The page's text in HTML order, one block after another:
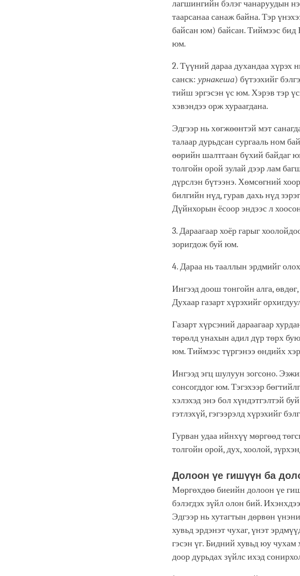
лагшингийн бэлэг чанаруудын
таарсанаа санаж байна. Тэр
байсан юм) байсан. Тиймээс бид
юм.
2. Түүний дараа духандаа хүрэх
санск: урнакеша) бүтээхийг
тийш эргэсэн үс юм. Хэрэв тэр
хэвэндээ орж хураагдана.
Эдгээр нь хөгжөөнтэй мэт
талаар дурьдсан сургааль ном
өөрийн шалтгаан бүхий байдаг
толгойн орой зулай дээр лам
дүрслэн бүтээнэ. Хөмсөгний
билгийн нүд, гурав дахь нүд
Дүйнхорын ёсоор эндээс л
3. Дараагаар хоёр гарыг
зоригдож буй юм.
4. Дараа нь тааллын эрдмийг
Ингээд доош тонгойн алга,
Духаар газарт хүрэхийг
Газарт хүрсэний дараагаар
төрөлд унахын адил дүр төрх
юм. Тиймээс түргэнээ өндийх
Ингээд эгц шулуун зогсоно.
сонсогддог юм. Тэгэхээр
хэлэхэд энэ бол хүндэтгэлтэй
гэтлэхүй, гэгээрэлд хүрэхийг
Гурван удаа ийнхүү мөргөөд
толгойн орой, дух, хоолой,
Долоон үе гишүүн ба
Мөргөхдөө биеийн долоон үе
бэлэгдэх зүйл олон бий.
Эдгээр нь хутагтын дөрвөн
хувьд эрдэнэт чухаг, үнэт
гэсэн үг. Бидний хувьд юу чухам
доор дурьдах зүйлс ихэд